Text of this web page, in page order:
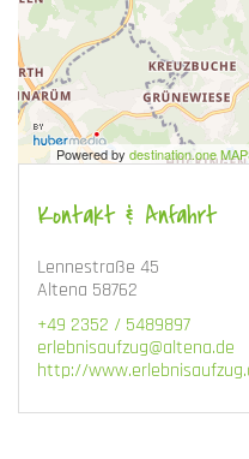
Powered by destination.one
Kontakt & Anfahrt
Lennestraße 45
Altena 58762
+49 2352 / 5489897
erlebnisaufzug@altena.de
http://